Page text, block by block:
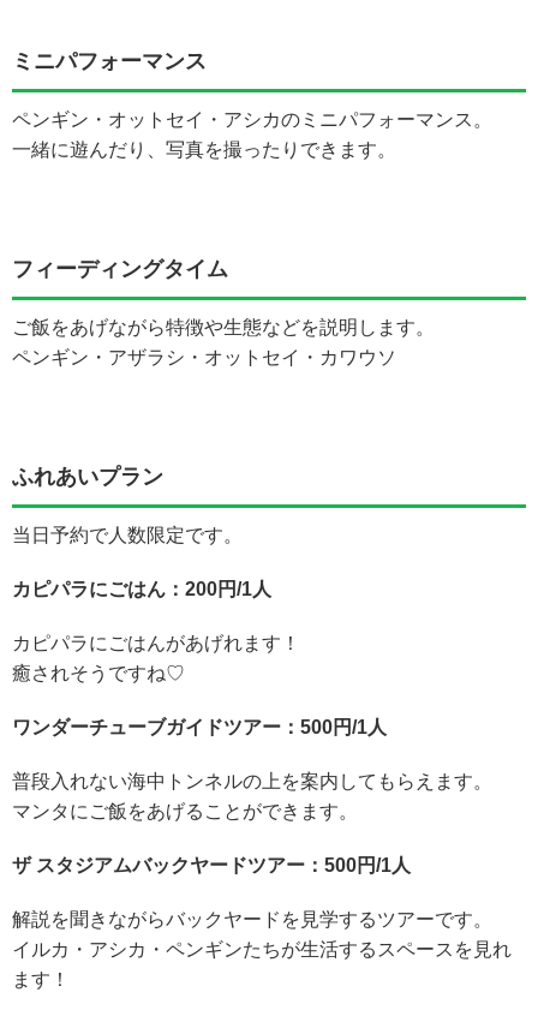
ミニパフォーマンス
ペンギン・オットセイ・アシカのミニパフォーマンス。
一緒に遊んだり、写真を撮ったりできます。
フィーディングタイム
ご飯をあげながら特徴や生態などを説明します。
ペンギン・アザラシ・オットセイ・カワウソ
ふれあいプラン
当日予約で人数限定です。
カピパラにごはん：200円/1人
カピパラにごはんがあげれます！
癒されそうですね♡
ワンダーチューブガイドツアー：500円/1人
普段入れない海中トンネルの上を案内してもらえます。
マンタにご飯をあげることができます。
ザ スタジアムバックヤードツアー：500円/1人
解説を聞きながらバックヤードを見学するツアーです。
イルカ・アシカ・ペンギンたちが生活するスペースを見れ
ます！